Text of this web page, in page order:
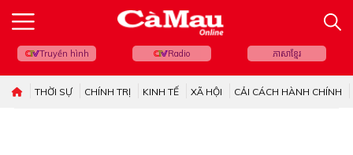
Truyền hình Radio ភាសាខ្មែរ
THỜI SỰ CHÍNH TRỊ KINH TẾ XÃ HỘI CẢI CÁCH HÀNH CHÍNH